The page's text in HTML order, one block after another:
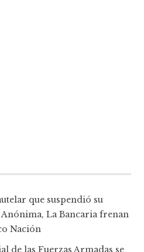
que suspendió su
La Bancaria frenan
Nación
de las Fuerzas Armadas se